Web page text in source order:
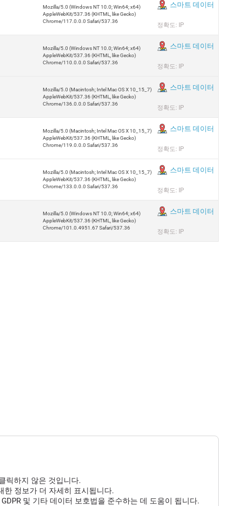
Mozilla/5.0 (Windows NT 10.0; Win64; x64)
AppleWebKit/537.36 (KHTML, like Gecko)
Chrome/117.0.0.0 Safari/537.36
스마트 데이터
정확도: IP
Mozilla/5.0 (Windows NT 10.0; Win64; x64)
AppleWebKit/537.36 (KHTML, like Gecko)
Chrome/110.0.0.0 Safari/537.36
스마트 데이터
정확도: IP
Mozilla/5.0 (Macintosh; Intel Mac OS X 10_15_7)
AppleWebKit/537.36 (KHTML, like Gecko)
Chrome/136.0.0.0 Safari/537.36
스마트 데이터
정확도: IP
Mozilla/5.0 (Macintosh; Intel Mac OS X 10_15_7)
AppleWebKit/537.36 (KHTML, like Gecko)
Chrome/119.0.0.0 Safari/537.36
스마트 데이터
정확도: IP
Mozilla/5.0 (Macintosh; Intel Mac OS X 10_15_7)
AppleWebKit/537.36 (KHTML, like Gecko)
Chrome/133.0.0.0 Safari/537.36
스마트 데이터
정확도: IP
Mozilla/5.0 (Windows NT 10.0; Win64; x64)
AppleWebKit/537.36 (KHTML, like Gecko)
Chrome/101.0.4951.67 Safari/537.36
스마트 데이터
정확도: IP
릭하지 않은 것입니다.
한 정보가 더 자세히 표시됩니다.
및 기타 데이터 보호법을 준수하는 데 도움이 됩니다.